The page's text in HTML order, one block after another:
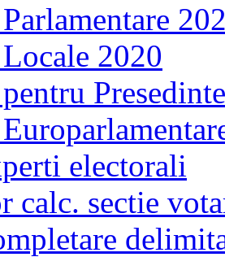
2020
electorali
calc. sectie